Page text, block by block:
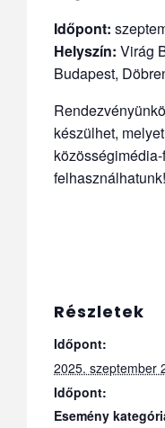
Időpont:
Helyszín: Virág
Budapest,
készülhet,
felhasználhatunk!
Részletek
Időpont:
2025. szeptember
Időpont:
Esemény